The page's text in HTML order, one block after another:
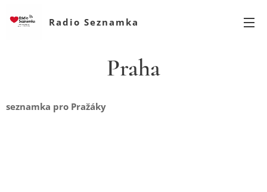
Radio Seznamka
Praha
seznamka pro Pražáky